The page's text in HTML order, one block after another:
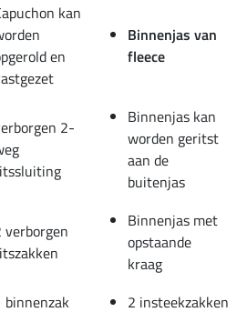
kan
en
Binnenjas van
fleece
2-
Binnenjas kan
worden geritst
aan de
buitenjas
verborgen
Binnenjas met
opstaande
kraag
binnenzak
2 insteekzakken